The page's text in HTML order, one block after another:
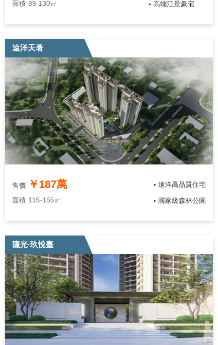
面積 89-130㎡ • 高端江景豪宅
遠洋天著
售價 ￥187萬
面積 115-155㎡
• 遠洋高品質住宅
• 國家級森林公園
龍光·玖悅臺